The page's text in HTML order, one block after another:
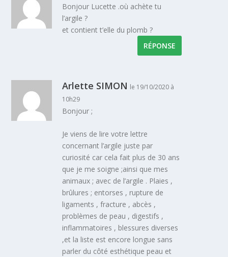
Bonjour Lucette .où achète tu
l’argile ?
et contient t’elle du plomb ?
RÉPONSE
Arlette SIMON le 19/10/2020 à
10h29
Bonjour ;
Je viens de lire votre lettre
concernant l’argile juste par
curiosité car cela fait plus de 30 ans
que je me soigne ;ainsi que mes
animaux ; avec de l’argile . Plaies ,
brûlures ; entorses , rupture de
ligaments , fracture , abcès ,
problèmes de peau , digestifs ,
inflammatoires , blessures diverses
,et la liste est encore longue sans
parler du côté esthétique peau et